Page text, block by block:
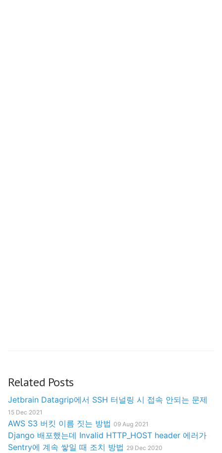
Related Posts
Jetbrain Datagrip에서 SSH 터널링 시 접속 안되는 문제
15 Dec 2021
AWS S3 버킷 이름 짓는 방법 09 Aug 2021
Django 배포했는데 Invalid HTTP_HOST header 에러가
Sentry에 계속 쌓일 때 조치 방법 29 Dec 2020